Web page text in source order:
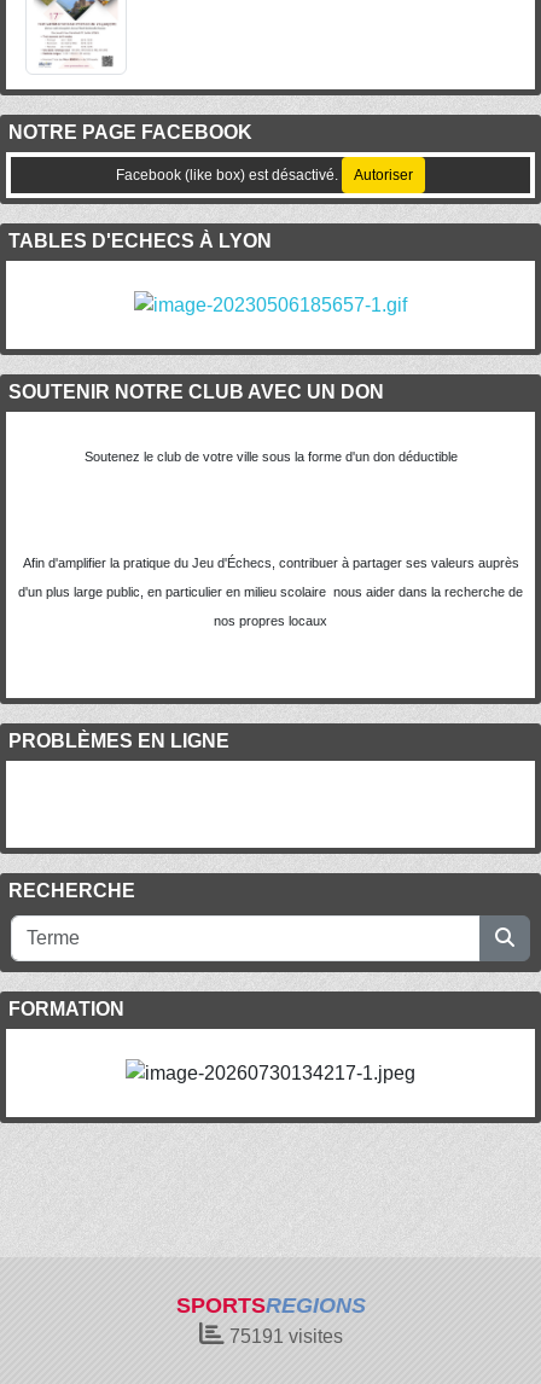
NOTRE PAGE FACEBOOK
Facebook (like box) est désactivé. Autoriser
TABLES D'ECHECS À LYON
SOUTENIR NOTRE CLUB AVEC UN DON
Soutenez le club de votre ville sous la forme d'un don déductible
Afin d'amplifier la pratique du Jeu d'Échecs, contribuer à partager ses valeurs auprès
d'un plus large public, en particulier en milieu scolaire nous aider dans la recherche de
nos propres locaux
PROBLÈMES EN LIGNE
RECHERCHE
FORMATION
SPORTSREGIONS
75191 visites